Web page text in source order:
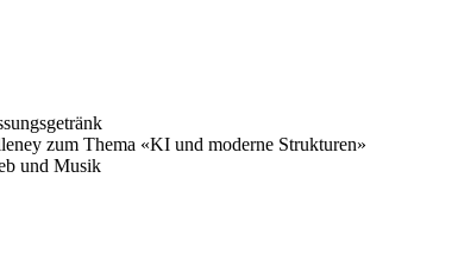
zum Thema «KI und moderne Strukturen»
und Musik